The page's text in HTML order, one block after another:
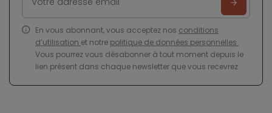
En vous abonnant, vous acceptez nos conditions
d’utilisation et notre politique de données personnelles .
Vous pourrez vous désabonner à tout moment depuis le
lien présent dans chaque newsletter que vous recevrez.